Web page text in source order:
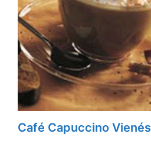
Café Capuccino Vienés